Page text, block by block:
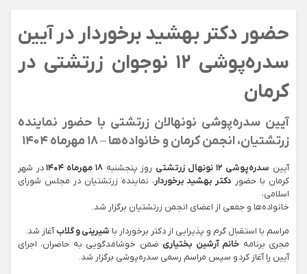
حضور دکتر بهشید برخوردار در آیین
سدره‌پوشی ۱۲ نوجوان زرتشتی در
کرمان
آیین سدره‌پوشی نونهالان زرتشتی با حضور نماینده
زرتشتیان، انجمن کرمان و خانواده‌ها – ۱۸ مهرماه ۱۴۰۴
آیین سدره‌پوشی ۱۲ نونهال زرتشتی روز پنجشنبه۱۸ مهرماه ۱۴۰۴
در شهر
کرمان با حضور دکتر بهشید برخوردار، نماینده زرتشتیان در مجلس شورای
اسلامی،
خانواده‌ها و جمعی از اعضای انجمن زرتشتیان برگزار شد.
مراسم با استقبال گرم و پذیرایی از دکتر برخوردار با شیرینی و گلابآغاز شد.
مجری برنامه خانم آرشین بختیاری ضمن خوشامدگویی به حاضران، اجرای
آیین را آغاز کرد و سپس مراسم رسمی سدره‌پوشی برگزار شد.